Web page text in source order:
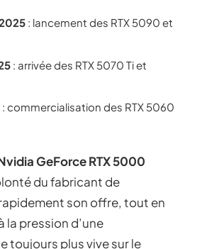
: lancement des RTX 5090 et
: arrivée des RTX 5070 Ti et
: commercialisation des RTX 5060
GeForce RTX 5000
du fabricant de
son offre, tout en
la pression d’une
toujours plus vive sur le